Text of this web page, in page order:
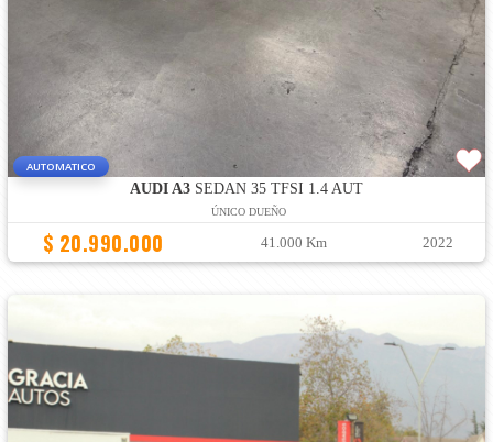
AUTOMATICO
AUDI A3SEDAN 35 TFSI 1.4 AUT
ÚNICO DUEÑO
$ 20.990.000 41.000 Km 2022